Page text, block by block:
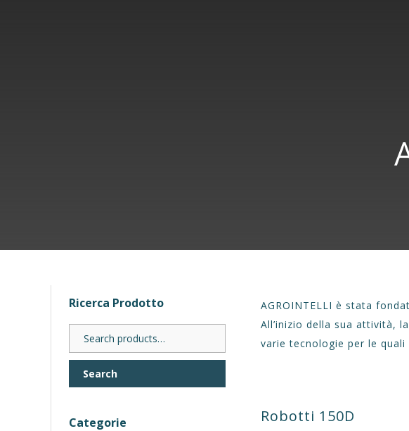
Ricerca Prodotto
Search
for:
Search
Categorie
AGROINTELLI è stata
All’inizio della sua attività,
varie tecnologie per le
Robotti 150D